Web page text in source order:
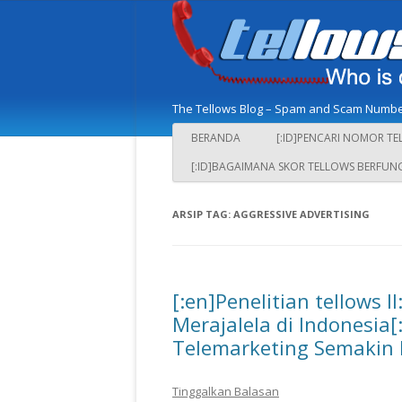
The Tellows Blog – Spam and Scam
BERANDA
[:ID]PENCARI NOMOR
[:ID]BAGAIMANA SKOR TELLOWS
ARSIP TAG: AGGRESSIVE ADVERTISING
[:en]Penelitian tellows
Merajalela di
Telemarketing
Tinggalkan Balasan